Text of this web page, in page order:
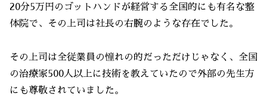
20分5万円のゴットハンドが経営する全国的にも有名な整
体院で、その上司は社長の右腕のような存在でした。
その上司は全従業員の憧れの的だっただけじゃなく、全国
の治療家500人以上に技術を教えていたので外部の先生方
にも尊敬されていました。